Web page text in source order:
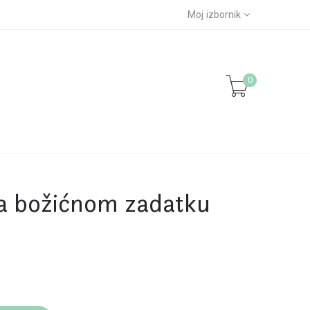
Moj izbornik
0
božićnom zadatku